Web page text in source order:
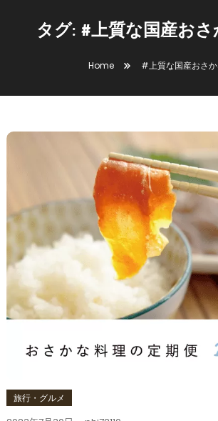
タグ: #上質な国産おさ
Home #上質な国産おさ
旅行・グルメ